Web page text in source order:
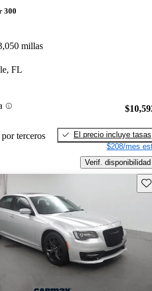
300
millas
FL
terceros
El precio incluye tasas
$208/mes
Verif. disponibilidad